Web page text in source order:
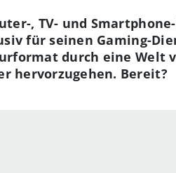
, TV- und
für seinen Gaming-
durch eine Welt
hervorzugehen. Bereit?